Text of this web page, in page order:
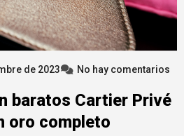
de 2023 No hay comentarios
baratos Cartier Privé
oro completo